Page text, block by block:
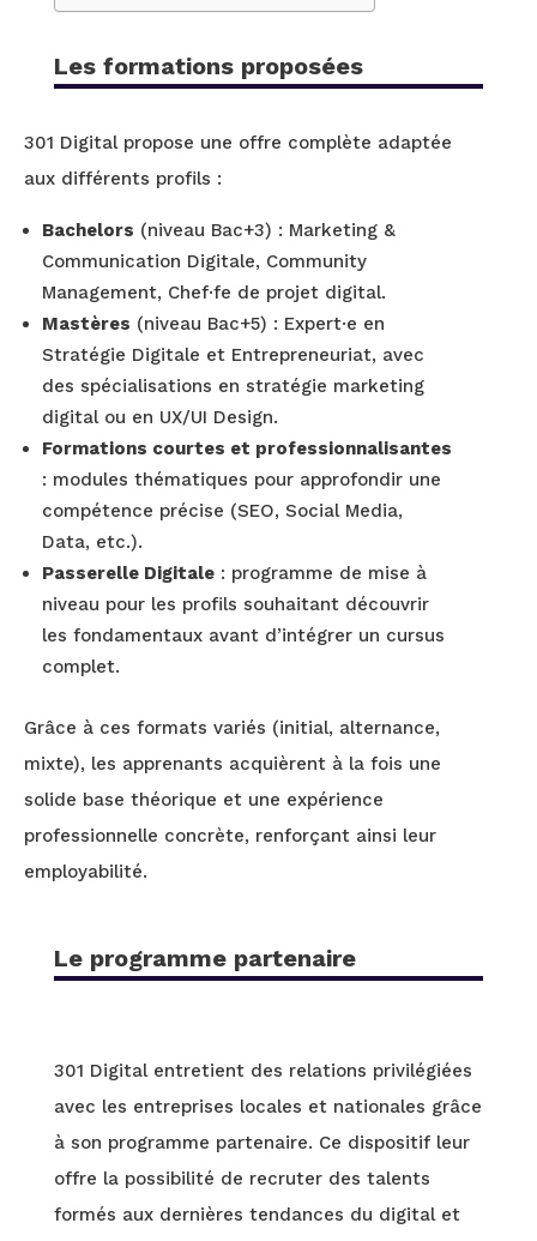
Les formations proposées
301 Digital propose une offre complète adaptée
aux différents profils :
Bachelors (niveau Bac+3) : Marketing &
Communication Digitale, Community
Management, Chef·fe de projet digital.
Mastères (niveau Bac+5) : Expert·e en
Stratégie Digitale et Entrepreneuriat, avec
des spécialisations en stratégie marketing
digital ou en UX/UI Design.
Formations courtes et professionnalisantes
: modules thématiques pour approfondir une
compétence précise (SEO, Social Media,
Data, etc.).
Passerelle Digitale: programme de mise à
niveau pour les profils souhaitant découvrir
les fondamentaux avant d’intégrer un cursus
complet.
Grâce à ces formats variés (initial, alternance,
mixte), les apprenants acquièrent à la fois une
solide base théorique et une expérience
professionnelle concrète, renforçant ainsi leur
employabilité.
Le programme partenaire
301 Digital entretient des relations privilégiées
avec les entreprises locales et nationales grâce
à son programme partenaire. Ce dispositif leur
offre la possibilité de recruter des talents
formés aux dernières tendances du digital et